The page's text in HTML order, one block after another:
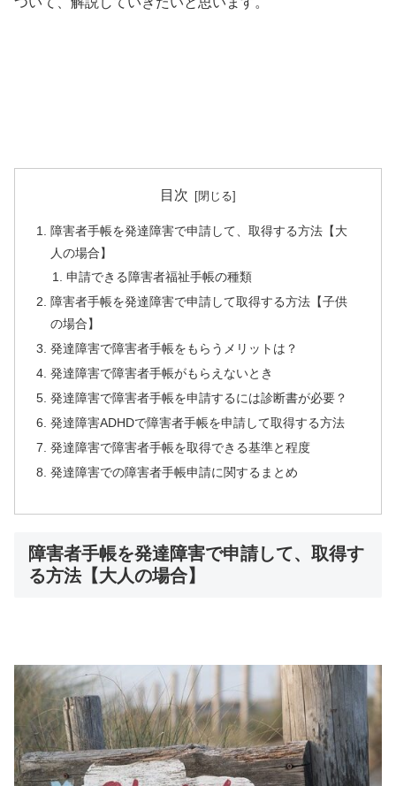
目次
障害者手帳を発達障害で申請して、取得する方法【大
人の場合】
申請できる障害者福祉手帳の種類
障害者手帳を発達障害で申請して取得する方法【子供
の場合】
発達障害で障害者手帳をもらうメリットは？
発達障害で障害者手帳がもらえないとき
発達障害で障害者手帳を申請するには診断書が必要？
発達障害ADHDで障害者手帳を申請して取得する方法
発達障害で障害者手帳を取得できる基準と程度
発達障害での障害者手帳申請に関するまとめ
障害者手帳を発達障害で申請して、取得す
る方法【大人の場合】